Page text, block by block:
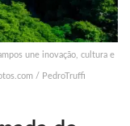
une inovação, cultura e
/ PedroTruffi